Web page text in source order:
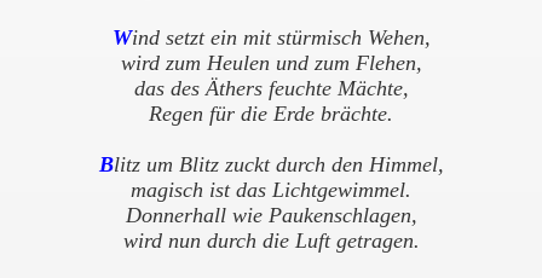
Wind setzt ein mit stürmisch Wehen,
wird zum Heulen und zum Flehen,
das des Äthers feuchte Mächte,
Regen für die Erde brächte.
Blitz um Blitz zuckt durch den Himmel,
magisch ist das Lichtgewimmel.
Donnerhall wie Paukenschlagen,
wird nun durch die Luft getragen.